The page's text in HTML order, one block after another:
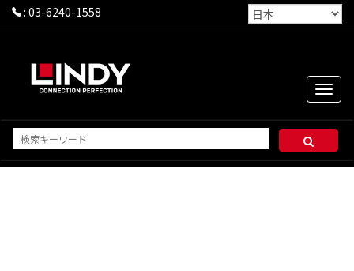
: 03-6240-1558
Toggle